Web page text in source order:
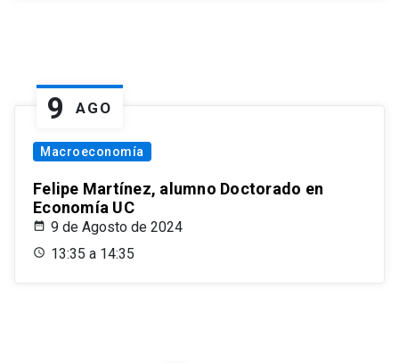
9 AGO
Macroeconomía
Felipe Martínez, alumno Doctorado en
Economía UC
9 de Agosto de 2024
13:35 a 14:35